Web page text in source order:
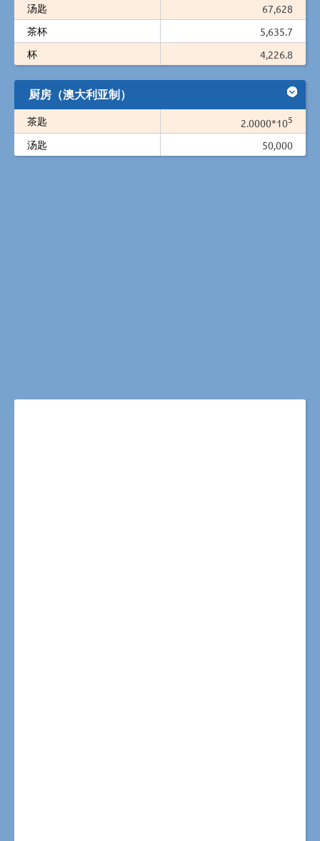
汤匙
67,628
茶杯
5,635.7
杯
4,226.8
厨房（澳大利亚制）
茶匙 2.0000*105
汤匙 50,000